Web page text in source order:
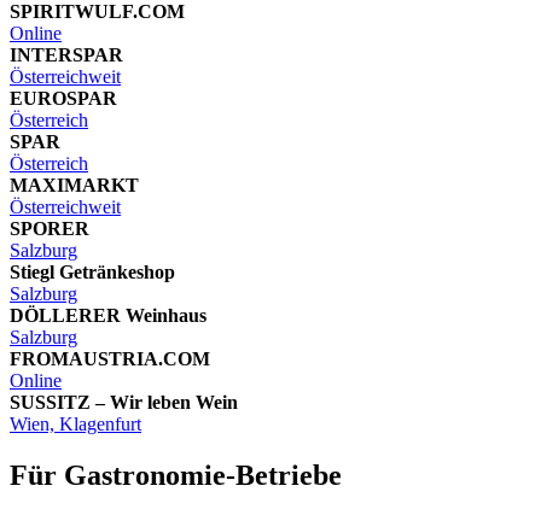
SPIRITWULF.COM
Online
INTERSPAR
Österreichweit
EUROSPAR
Österreich
SPAR
Österreich
MAXIMARKT
Österreichweit
SPORER
Salzburg
Stiegl Getränkeshop
Salzburg
DÖLLERER Weinhaus
Salzburg
FROMAUSTRIA.COM
Online
SUSSITZ – Wir leben Wein
Wien, Klagenfurt
Für Gastronomie-Betriebe